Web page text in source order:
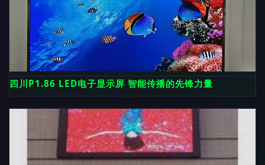
四川P1.86 LED电子显示屏 智能传播的先锋力量